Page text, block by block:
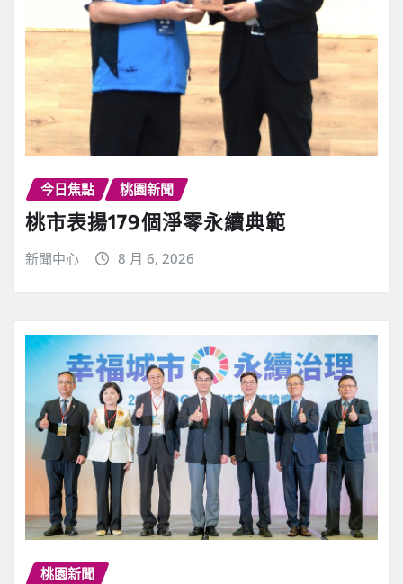
今日焦點 桃園新聞
桃市表揚179個淨零永續典範
新聞中心 8 月 6, 2026
桃園新聞